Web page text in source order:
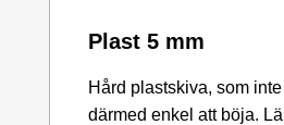
Plast 5 mm
Hård plastskiva, som
därmed enkel att böja.